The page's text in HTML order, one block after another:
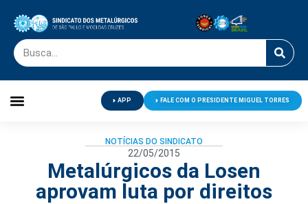
APP FALE COM O PRESIDENTE MIGUEL TORRES
NOTÍCIAS DO SINDICATO
22/05/2015
Metalúrgicos da Losen
aprovam luta por direitos